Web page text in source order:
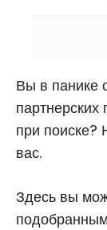
Вы в панике
при поиске?
вас.
Здесь вы